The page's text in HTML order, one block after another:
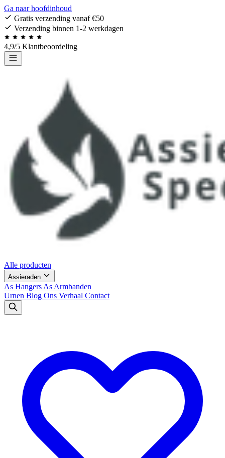
Ga naar hoofdinhoud
Gratis verzending vanaf €50
Verzending binnen 1-2 werkdagen
4,9/5 Klantbeoordeling
Alle producten
Assieraden
As Hangers As Armbanden
Urnen Blog Ons Verhaal Contact